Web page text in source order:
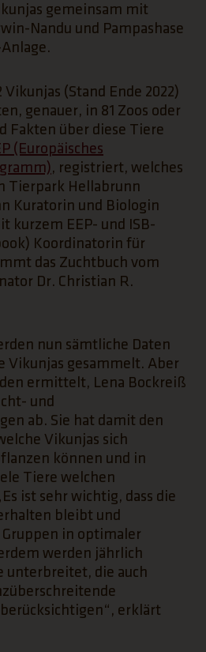
gemeinsam mit
Nandu und Pampashase
(Stand Ende 2022)
genauer, in 81 Zoos oder
Fakten über diese Tiere
(Europäisches
, registriert, welches
Tierpark Hellabrunn
Kuratorin und Biologin
kurzem EEP- und ISB-
Koordinatorin für
das Zuchtbuch vom
Dr. Christian R.
nun sämtliche Daten
Vikunjas gesammelt. Aber
ermittelt, Lena Bockreiß
und
ab. Sie hat damit den
Vikunjas sich
können und in
Tiere welchen
ist sehr wichtig, dass die
bleibt und
in optimaler
werden jährlich
unterbreitet, die auch
erklärt